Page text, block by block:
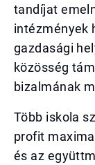
tandíjat
intézmények
gazdasági
közösség
bizalmának
Több iskola
profit
és az